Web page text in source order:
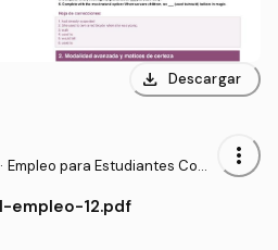
download Descargar
· Empleo para Estudiantes Com
more_vert
empleo-12.pdf